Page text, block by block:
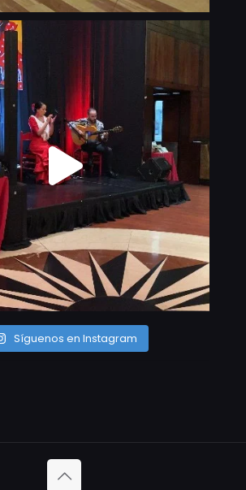
Síguenos en Instagram